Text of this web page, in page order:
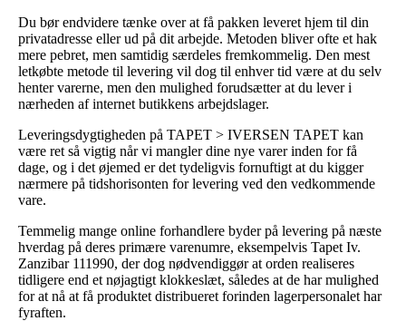
Du bør endvidere tænke over at få pakken leveret hjem til din
privatadresse eller ud på dit arbejde. Metoden bliver ofte et hak
mere pebret, men samtidig særdeles fremkommelig. Den mest
letkøbte metode til levering vil dog til enhver tid være at du selv
henter varerne, men den mulighed forudsætter at du lever i
nærheden af internet butikkens arbejdslager.
Leveringsdygtigheden på TAPET > IVERSEN TAPET kan
være ret så vigtig når vi mangler dine nye varer inden for få
dage, og i det øjemed er det tydeligvis fornuftigt at du kigger
nærmere på tidshorisonten for levering ved den vedkommende
vare.
Temmelig mange online forhandlere byder på levering på næste
hverdag på deres primære varenumre, eksempelvis Tapet Iv.
Zanzibar 111990, der dog nødvendiggør at orden realiseres
tidligere end et nøjagtigt klokkeslæt, således at de har mulighed
for at nå at få produktet distribueret forinden lagerpersonalet har
fyraften.